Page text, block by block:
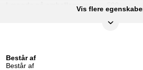
Længde på emballage mm:
Meget fint
Vægt i g:
Vis flere
Består af
Består af